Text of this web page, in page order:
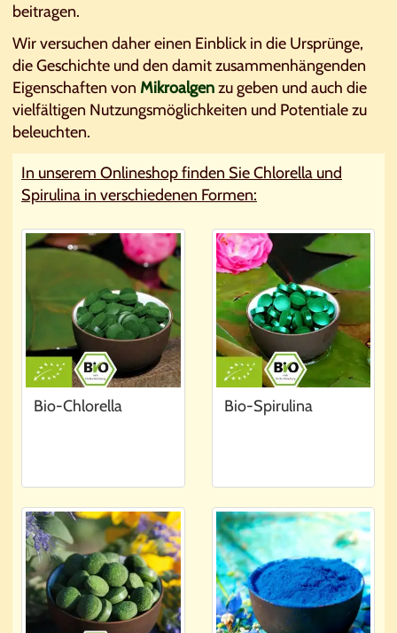
beitragen.
Wir versuchen daher einen Einblick in die Ursprünge,
die Geschichte und den damit zusammenhängenden
Eigenschaften von Mikroalgenzu geben und auch die
vielfältigen Nutzungsmöglichkeiten und Potentiale zu
beleuchten.
In unserem Onlineshop finden Sie Chlorella und
Spirulina in verschiedenen Formen:
Bio-Chlorella Bio-Spirulina